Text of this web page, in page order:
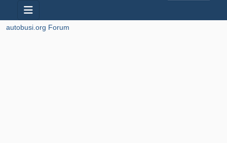
autobusi.org Forum